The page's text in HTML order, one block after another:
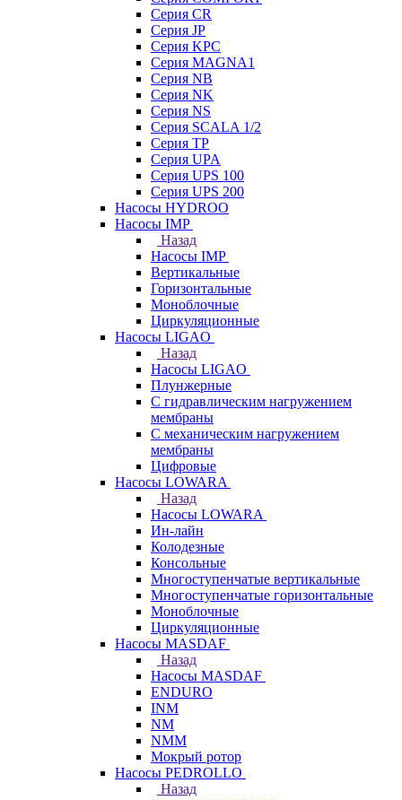
Серия CR
Серия JP
Серия KPC
Серия MAGNA1
Серия NB
Серия NK
Серия NS
Серия SCALA 1/2
Серия TP
Серия UPA
Серия UPS 100
Серия UPS 200
Насосы HYDROO
Насосы IMP
Назад
Насосы IMP
Вертикальные
Горизонтальные
Моноблочные
Циркуляционные
Насосы LIGAO
Назад
Насосы LIGAO
Плунжерные
С гидравлическим нагружением
мембраны
С механическим нагружением
мембраны
Цифровые
Насосы LOWARA
Назад
Насосы LOWARA
Ин-лайн
Колодезные
Консольные
Многоступенчатые вертикальные
Многоступенчатые горизонтальные
Моноблочные
Циркуляционные
Насосы MASDAF
Назад
Насосы MASDAF
ENDURO
INM
NM
NMM
Мокрый ротор
Насосы PEDROLLO
Назад